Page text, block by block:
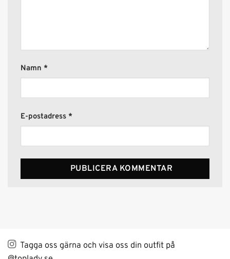
Namn *
E-postadress *
Tagga oss gärna och visa oss din outfit på